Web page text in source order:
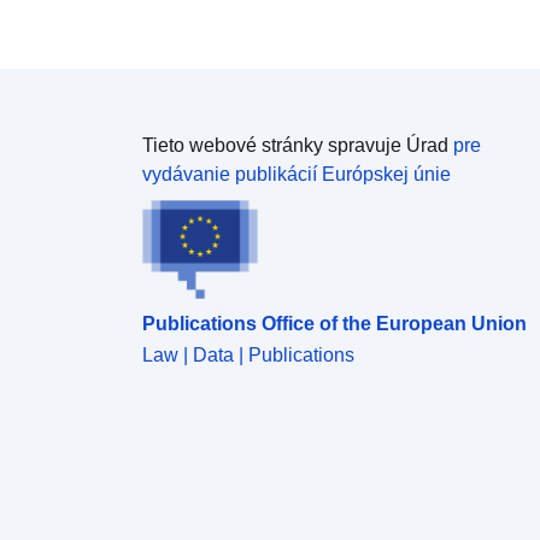
Tieto webové stránky spravuje Úrad pre
vydávanie publikácií Európskej únie
Publications Office of the European Union
Law | Data | Publications